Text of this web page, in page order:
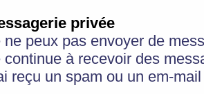
privée
ne peux pas envoyer de
continue à recevoir des
reçu un spam ou un em-